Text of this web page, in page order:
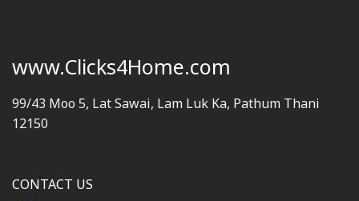
www.Clicks4Home.com
99/43 Moo 5, Lat Sawai, Lam Luk Ka, Pathum Thani
12150
CONTACT US